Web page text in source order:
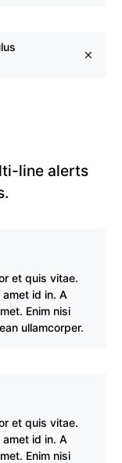
line alerts
et quis vitae.
id in. A
Enim nisi
ullamcorper.
et quis vitae.
id in. A
Enim nisi